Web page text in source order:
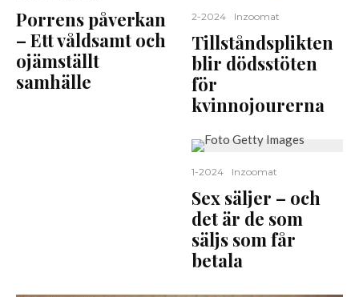
Porrens påverkan
– Ett våldsamt och
ojämställt
samhälle
2-2024 Inzoomat
Tillståndsplikten
blir dödsstöten
för
kvinnojourerna
1-2024 Inzoomat
Sex säljer – och
det är de som
säljs som får
betala